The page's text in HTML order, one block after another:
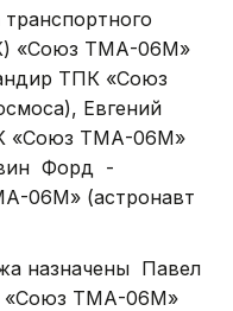
«Союз ТМА-06М»
ТПК «Союз
Евгений
«Союз ТМА-06М»
Форд -
06М» (астронавт
назначены Павел
«Союз ТМА-06М»